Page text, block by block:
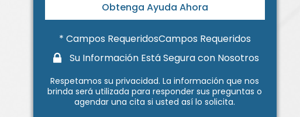
Obtenga Ayuda Ahora
* Campos RequeridosCampos Requeridos
Su Información Está Segura con Nosotros
Respetamos suprivacidad. La información que nos
brinda será utilizada para responder sus preguntas o
agendar una cita si usted así lo solicita.